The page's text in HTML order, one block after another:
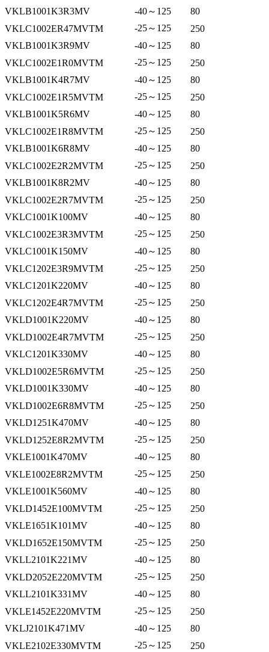
VKLB1001K3R3MV -40～125
80
VKLC1002ER47MVTM
-25～125
250
VKLB1001K3R9MV
-40～125
80
VKLC1002E1R0MVTM
-25～125
250
VKLB1001K4R7MV
-40～125
80
VKLC1002E1R5MVTM
-25～125
250
VKLB1001K5R6MV
-40～125
80
VKLC1002E1R8MVTM
-25～125
250
VKLB1001K6R8MV
-40～125
80
VKLC1002E2R2MVTM
-25～125
250
VKLB1001K8R2MV
-40～125
80
VKLC1002E2R7MVTM
-25～125
250
VKLC1001K100MV
-40～125
80
VKLC1002E3R3MVTM
-25～125
250
VKLC1001K150MV
-40～125
80
VKLC1202E3R9MVTM
-25～125
250
VKLC1201K220MV
-40～125
80
VKLC1202E4R7MVTM
-25～125
250
VKLD1001K220MV
-40～125
80
VKLD1002E4R7MVTM
-25～125
250
VKLC1201K330MV
-40～125
80
VKLD1002E5R6MVTM
-25～125
250
VKLD1001K330MV
-40～125
80
VKLD1002E6R8MVTM
-25～125
250
VKLD1251K470MV
-40～125
80
VKLD1252E8R2MVTM
-25～125
250
VKLE1001K470MV
-40～125
80
VKLE1002E8R2MVTM
-25～125
250
VKLE1001K560MV
-40～125
80
VKLD1452E100MVTM
-25～125
250
VKLE1651K101MV
-40～125
80
VKLD1652E150MVTM
-25～125
250
VKLL2101K221MV
-40～125
80
VKLD2052E220MVTM
-25～125
250
VKLL2101K331MV
-40～125
80
VKLE1452E220MVTM
-25～125
250
VKLJ2101K471MV
-40～125
80
VKLE2102E330MVTM
-25～125
250